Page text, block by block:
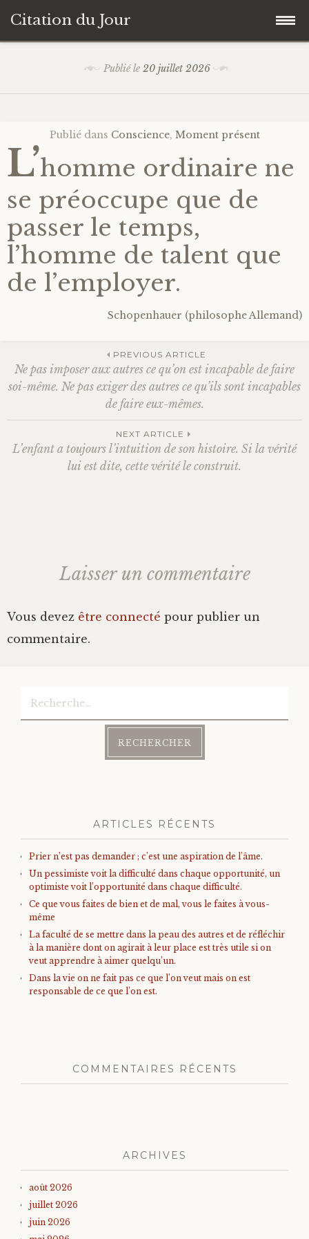
Citation du Jour
contenu
Action
Savoir-être
Connaissance de soi
Sérénité
Moment présent
Conscience
Altruisme
Emotions
Publié le 20 juillet 2026
Publié dans Conscience, Moment présent
L’homme ordinaire ne
se préoccupe que de
passer le temps,
l’homme de talent que
de l’employer.
Schopenhauer (philosophe Allemand)
Navigation
des
PREVIOUS ARTICLE
Ne pas imposer aux autres ce qu’on est incapable de faire
soi-même. Ne pas exiger des autres ce qu’ils sont incapables
de faire eux-mêmes.
NEXT ARTICLE
L’enfant a toujours l’intuition de son histoire. Si la vérité
lui est dite, cette vérité le construit.
Laisser un commentaire
Vous devez être connecté pour publier un
commentaire.
ARTICLES RÉCENTS
Prier n’est pas demander ; c’est une aspiration de l’âme.
Un pessimiste voit la difficulté dans chaque opportunité, un
optimiste voit l’opportunité dans chaque difficulté.
Ce que vous faites de bien et de mal, vous le faites à vous-
même
La faculté de se mettre dans la peau des autres et de réfléchir
à la manière dont on agirait à leur place est très utile si on
veut apprendre à aimer quelqu’un.
Dans la vie on ne fait pas ce que l’on veut mais on est
responsable de ce que l’on est.
COMMENTAIRES RÉCENTS
ARCHIVES
août 2026
juillet 2026
juin 2026